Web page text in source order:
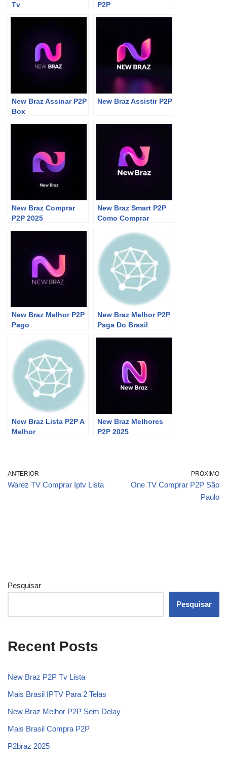
Tv
P2P
New Braz Assinar P2P
Box
New Braz Assistir P2P
New Braz Comprar
P2P 2025
New Braz Smart P2P
Como Comprar
New Braz Melhor P2P
Pago
New Braz Melhor P2P
Paga Do Brasil
New Braz Lista P2P A
Melhor
New Braz Melhores
P2P 2025
ANTERIOR
Warez TV Comprar Iptv Lista
PRÓXIMO
One TV Comprar P2P São
Paulo
Pesquisar
Pesquisar
Recent Posts
New Braz P2P Tv Lista
Mais Brasil IPTV Para 2 Telas
New Braz Melhor P2P Sem Delay
Mais Brasil Compra P2P
P2braz 2025